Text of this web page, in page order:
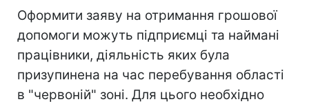
Оформити заяву на отримання грошової
допомоги можуть підприємці та наймані
працівники, діяльність яких була
призупинена на час перебування області
в "червоній" зоні. Для цього необхідно